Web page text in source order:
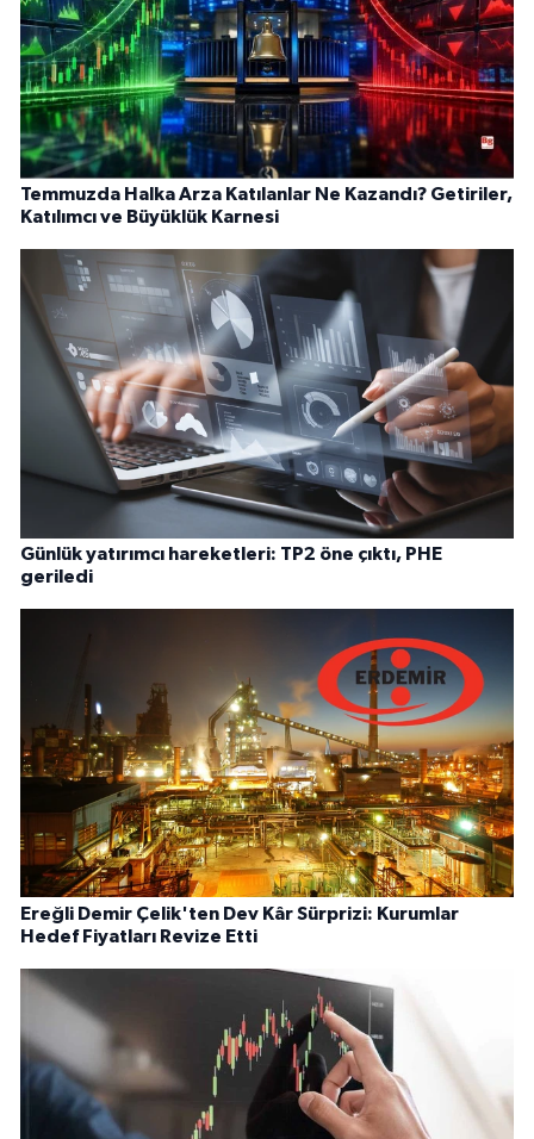
Temmuzda Halka Arza Katılanlar Ne Kazandı? Getiriler,
Katılımcı ve Büyüklük Karnesi
Günlük yatırımcı hareketleri: TP2 öne çıktı, PHE
geriledi
Ereğli Demir Çelik'ten Dev Kâr Sürprizi: Kurumlar
Hedef Fiyatları Revize Etti